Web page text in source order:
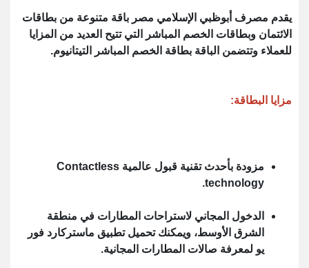
يقدم مصرف أبوظبي الإسلامي مصر باقة متنوعة من بطاقات
الائتمان وبطاقات الخصم المباشر التي تتيح العديد من المزايا
للعملاء وتتضمن الباقة بطاقة الخصم المباشر التيتانيوم.
مزايا البطاقة:
مزودة بأحدث تقنية قبول عالمية Contactless
technology.
الدخول المجاني لاستراحات المطارات في منطقة
الشرق الأوسط، ويمكنك تحميل تطبيق ماستركارد فور
يو لمعرفة صالات المطارات المجانية.